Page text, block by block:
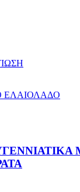
ΕΛΑΙΟΛΑΔΟ